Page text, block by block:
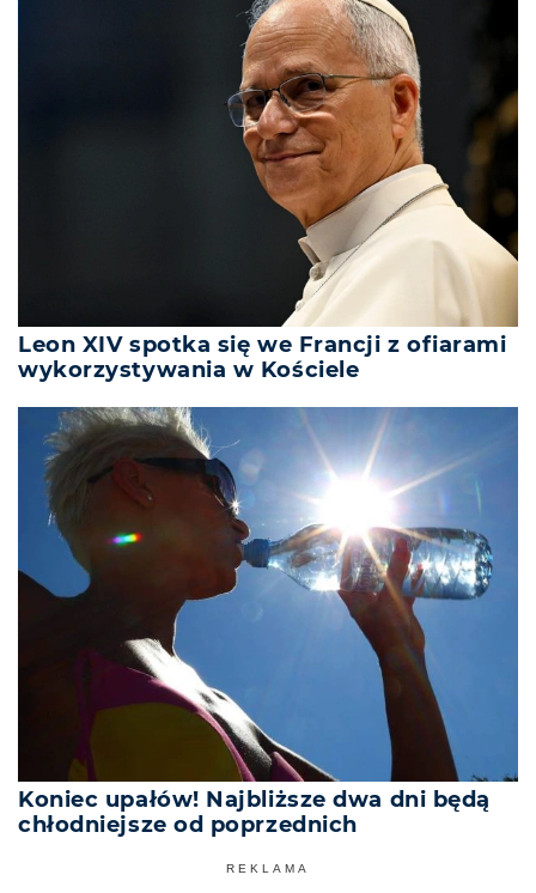
Leon XIV spotka się we Francji z ofiarami
wykorzystywania w Kościele
Koniec upałów! Najbliższe dwa dni będą
chłodniejsze od poprzednich
REKLAMA